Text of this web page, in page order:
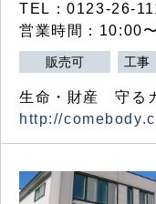
TEL：0123-26-
営業時間：10:00
販売可 工事
生命・財産 守る
http://